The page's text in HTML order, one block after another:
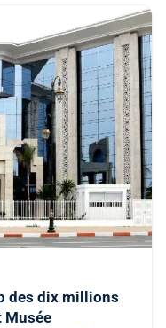
des dix millions
Musée